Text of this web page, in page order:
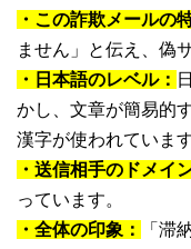
・この詐欺メールの
ません」と伝え、偽
・日本語のレベル：
かし、文章が簡易的
漢字が使われています
・送信相手のドメイ
っています。
・全体の印象：
「滞